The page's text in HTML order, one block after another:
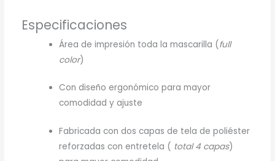
Especificaciones
Área de impresión toda la mascarilla (full
color)
Con diseño ergonómico para mayor
comodidad y ajuste
Fabricada con dos capas de tela de poliéster
reforzadas con entretela ( total 4 capas)